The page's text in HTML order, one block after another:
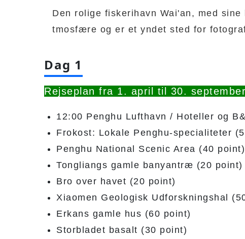
Den rolige fiskerihavn Wai'an, med
tmosfære og er et yndet sted for
Dag 1
Rejseplan fra 1. april til 30. september
12:00 Penghu Lufthavn / Hoteller og
Frokost: Lokale Penghu-specialiteter
Penghu National Scenic Area (40 point)
Tongliangs gamle banyantræ (20 point)
Bro over havet (20 point)
Xiaomen Geologisk Udforskningshal
Erkans gamle hus (60 point)
Storbladet basalt (30 point)